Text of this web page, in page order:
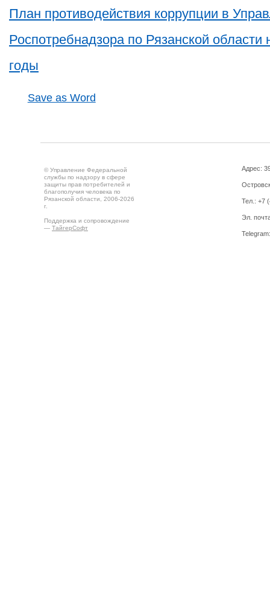
План противодействия коррупции в
Роспотребнадзора по Рязанской области
годы
Save as Word
© Управление Федеральной
службы по надзору в сфере
защиты прав потребителей и
благополучия человека по
Рязанской области, 2006-2026
г.
Поддержка и сопровождение
— ТайгерСофт
Адрес:
Тел.: +7
Эл.